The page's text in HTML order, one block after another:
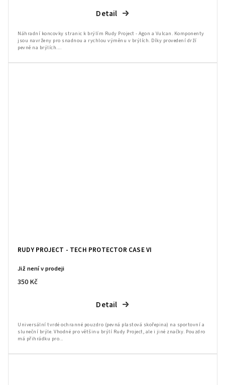
Detail
Náhradní koncovky stranic k brýlím Rudy Project - Agon a Vulcan. Komponenty
jsou navrženy pro snadnou a rychlou výměnu v brýlích. Díky provedení drží
pevně na brýlích....
RUDY PROJECT - TECH PROTECTOR CASE VI
Již není v prodeji
350 Kč
Detail
Universální tvrdé ochranné pouzdro (pevná plastová skořepina) na sportovní a
sluneční brýle. Vhodné pro většinu brýlí Rudy Project, ale i jiné značky. Pouzdro
má přihrádku pro...